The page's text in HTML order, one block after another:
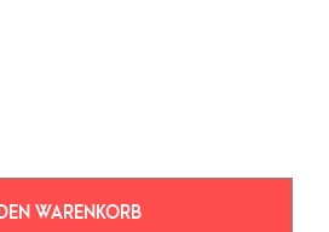
WARENKORB